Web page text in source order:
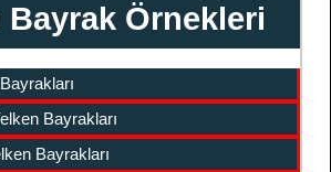
Bayrak Örnekleri
Bayrakları
Bayrakları